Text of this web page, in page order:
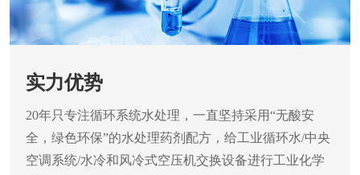
实力优势
20年只专注循环系统水处理，一直坚持采用“无酸安
全，绿色环保”的水处理药剂配方，给工业循环水/中央
空调系统/水冷和风冷式空压机交换设备进行工业化学